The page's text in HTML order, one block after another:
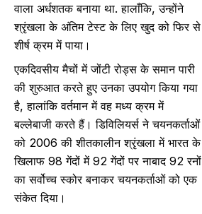
वाला अर्धशतक बनाया था. हालाँकि, उन्होंने
श्रृंखला के अंतिम टेस्ट के लिए खुद को फिर से
शीर्ष क्रम में पाया।
एकदिवसीय मैचों में जोंटी रोड्स के समान पारी
की शुरुआत करते हुए उनका उपयोग किया गया
है, हालांकि वर्तमान में वह मध्य क्रम में
बल्लेबाजी करते हैं। डिविलियर्स ने चयनकर्ताओं
को 2006 की शीतकालीन श्रृंखला में भारत के
खिलाफ 98 गेंदों में 92 गेंदों पर नाबाद 92 रनों
का सर्वोच्च स्कोर बनाकर चयनकर्ताओं को एक
संकेत दिया।